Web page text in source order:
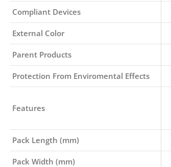
Compliant Devices
External Color
Parent Products
Protection From Enviromental Effects
Features
Pack Length (mm)
Pack Width (mm)